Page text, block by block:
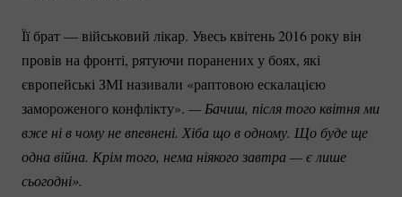
Її брат — військовий лікар. Увесь квітень 2016 року він
провів на фронті, рятуючи поранених у боях, які
європейські ЗМІ називали «раптовою ескалацією
замороженого конфлікту». — Бачиш, після того квітня ми
вже ні в чому не впевнені. Хіба що в одному. Що буде ще
одна війна. Крім того, нема ніякого завтра — є лише
сьогодні».